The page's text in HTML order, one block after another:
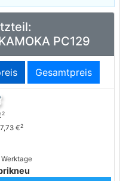
PC129
Gesamtpreis
2
€2